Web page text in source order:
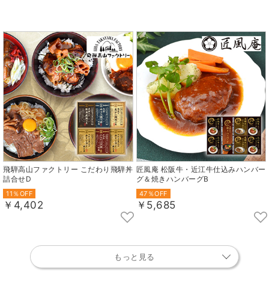
飛騨高山ファクトリー こだわり飛騨丼
詰合せD
11％OFF
￥4,402
匠風庵 松阪牛・近江牛仕込みハンバー
グ＆焼きハンバーグB
47％OFF
￥5,685
もっと見る